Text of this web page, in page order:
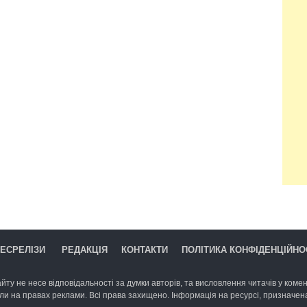
РЕДАКЦІЯ КОНТАКТИ ПОЛІТИКА
не несе відповідальності за думки авторів, та висловлення читачів у
на правах реклами. Всі права захищено. Інформація на ресурсі,